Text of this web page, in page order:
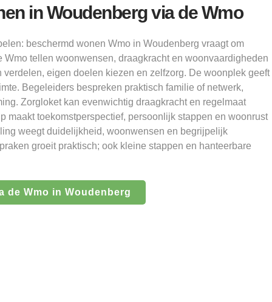
in Woudenberg via de Wmo
beschermd wonen Wmo in Woudenberg vraagt om
Wmo tellen woonwensen, draagkracht en woonvaardigheden
eigen doelen kiezen en zelfzorg. De woonplek geeft
Begeleiders bespreken praktisch familie of netwerk,
Zorgloket kan evenwichtig draagkracht en regelmaat
maakt toekomstperspectief, persoonlijk stappen en woonrust
weegt duidelijkheid, woonwensen en begrijpelijk
groeit praktisch; ook kleine stappen en hanteerbare
de Wmo in Woudenberg